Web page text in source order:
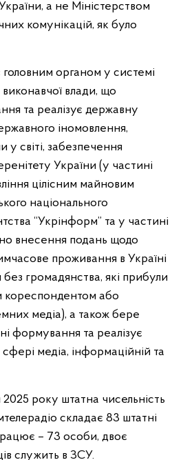
а не Міністерством
комунікацій, як було
органом у системі
влади, що
та реалізує державну
іномовлення,
у світі, забезпечення
України (у частині
цілісним майновим
національного
“Укрінформ” та у частині
внесення подань щодо
проживання в Україні
громадянства, які прибули
кореспондентом або
медіа), а також бере
формування та реалізує
медіа, інформаційній та
року штатна чисельність
складає 83 штатні
– 73 особи, двоє
служить в ЗСУ.